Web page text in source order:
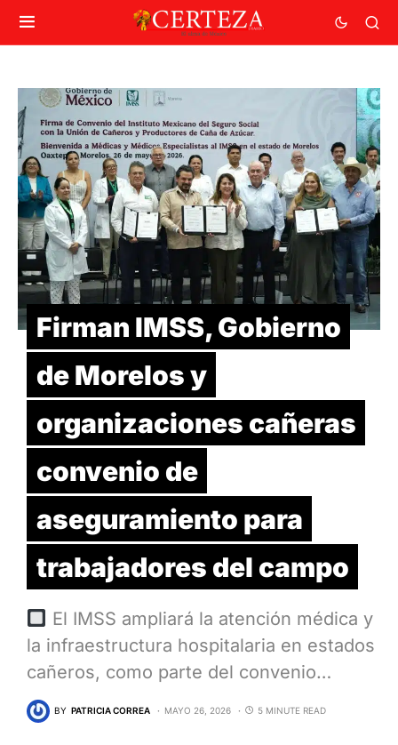
Firman IMSS, Gobierno
de Morelos y
organizaciones cañeras
convenio de
aseguramiento para
trabajadores del campo
El IMSS ampliará la atención médica y
la infraestructura hospitalaria en estados
cañeros, como parte del convenio…
BY PATRICIA CORREA MAYO 26, 2026 5 MINUTE READ